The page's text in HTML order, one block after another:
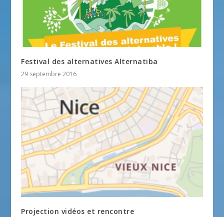
Festival des alternatives Alternatiba
29 septembre 2016
Projection vidéos et rencontre